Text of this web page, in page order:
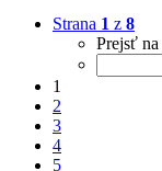
Strana 1 z 8
Prejsť na
1
2
3
4
5